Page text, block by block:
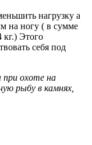
нагрузку а
на ногу ( в сумме
кг.) Этого
себя под
охоте на
рыбу в камнях,